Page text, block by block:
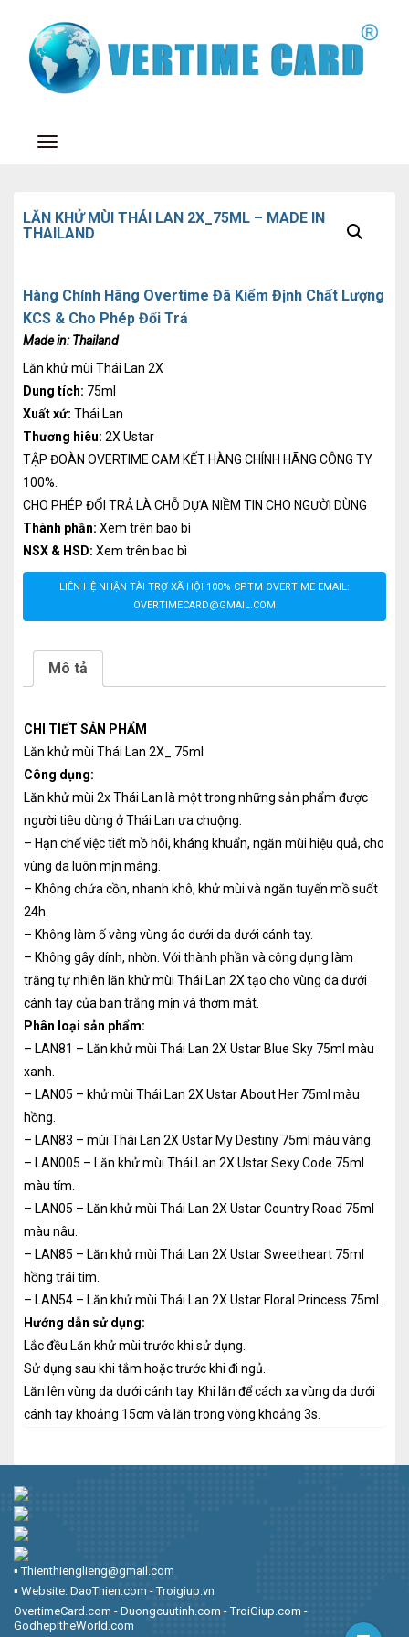
Toggle navigation
LĂN KHỬ MÙI THÁI LAN 2X_75ML – MADE IN
THAILAND
Hàng Chính Hãng Overtime Đã Kiểm Định Chất Lượng
KCS & Cho Phép Đổi Trả
Made in:Thailand
Lăn khử mùi Thái Lan 2X
Dung tích: 75ml
Xuất xứ: Thái Lan
Thương hiêu: 2X Ustar
TẬP ĐOÀN OVERTIME CAM KẾT HÀNG CHÍNH HÃNG CÔNG TY
100%.
CHO PHÉP ĐỔI TRẢ LÀ CHỖ DỰA NIỀM TIN CHO NGƯỜI DÙNG
Thành phần: Xem trên bao bì
NSX & HSD: Xem trên bao bì
LIÊN HỆ NHẬN TÀI TRỢ XÃ HỘI 100% CPTM OVERTIME EMAIL:
OVERTIMECARD@GMAIL.COM
Mô tả
CHI TIẾT SẢN PHẨM
Lăn khử mùi Thái Lan 2X_ 75ml
Công dụng:
Lăn khử mùi 2x Thái Lan là một trong những sản phẩm được
người tiêu dùng ở Thái Lan ưa chuộng.
– Hạn chế việc tiết mồ hôi, kháng khuẩn, ngăn mùi hiệu quả, cho
vùng da luôn mịn màng.
– Không chứa cồn, nhanh khô, khử mùi và ngăn tuyến mồ suốt
24h.
– Không làm ố vàng vùng áo dưới da dưới cánh tay.
– Không gây dính, nhờn. Với thành phần và công dụng làm
trắng tự nhiên lăn khử mùi Thái Lan 2X tạo cho vùng da dưới
cánh tay của bạn trắng mịn và thơm mát.
Phân loại sản phẩm:
– LAN81 – Lăn khử mùi Thái Lan 2X Ustar Blue Sky 75ml màu
xanh.
– LAN05 – khử mùi Thái Lan 2X Ustar About Her 75ml màu
hồng.
– LAN83 – mùi Thái Lan 2X Ustar My Destiny 75ml màu vàng.
– LAN005 – Lăn khử mùi Thái Lan 2X Ustar Sexy Code 75ml
màu tím.
– LAN05 – Lăn khử mùi Thái Lan 2X Ustar Country Road 75ml
màu nâu.
– LAN85 – Lăn khử mùi Thái Lan 2X Ustar Sweetheart 75ml
hồng trái tim.
– LAN54 – Lăn khử mùi Thái Lan 2X Ustar Floral Princess 75ml.
Hướng dẫn sử dụng:
Lắc đều Lăn khử mùi trước khi sử dụng.
Sử dụng sau khi tắm hoặc trước khi đi ngủ.
Lăn lên vùng da dưới cánh tay. Khi lăn để cách xa vùng da dưới
cánh tay khoảng 15cm và lăn trong vòng khoảng 3s.
▪︎ Thienthienglieng@gmail.com
▪︎ Website: DaoThien.com - Troigiup.vn
OvertimeCard.com - Duongcuutinh.com - TroiGiup.com -
GodhepltheWorld.com